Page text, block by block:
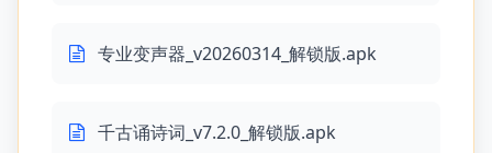
专业变声器_v20260314_解锁版.apk
千古诵诗词_v7.2.0_解锁版.apk